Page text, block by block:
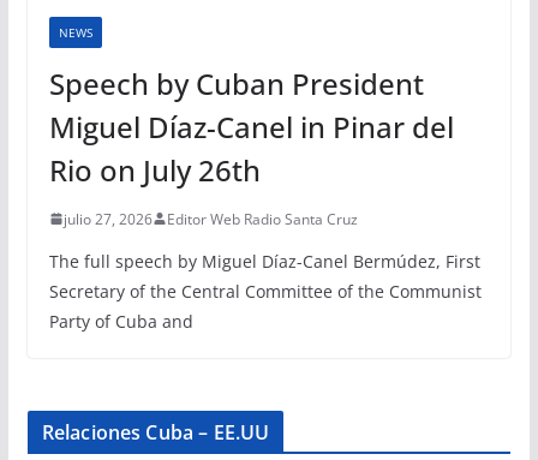
NEWS
Speech by Cuban President
Miguel Díaz-Canel in Pinar del
Rio on July 26th
julio 27, 2026 Editor Web Radio Santa Cruz
The full speech by Miguel Díaz-Canel Bermúdez, First
Secretary of the Central Committee of the Communist
Party of Cuba and
Relaciones Cuba – EE.UU